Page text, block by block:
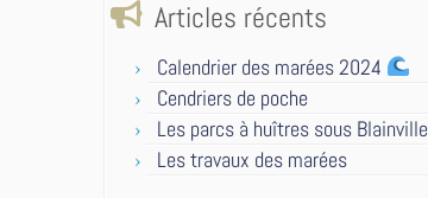
Articles récents
Calendrier des marées 2024
Cendriers de poche
Les parcs à huîtres sous Blainville
Les travaux des marées